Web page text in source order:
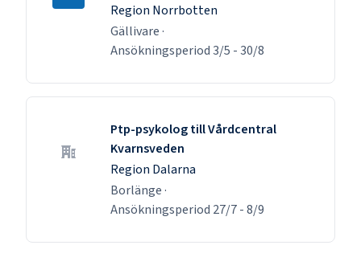
Region Norrbotten
Gällivare ·
Ansökningsperiod3/5 -30/8
Ptp-psykolog till Vårdcentral
Kvarnsveden
Region Dalarna
Borlänge ·
Ansökningsperiod 27/7-8/9